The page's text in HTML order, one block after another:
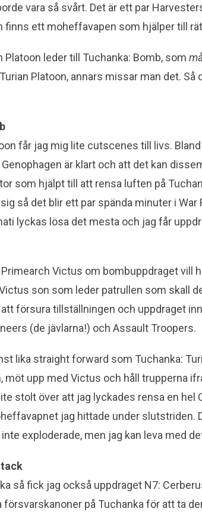
vara så svårt. Det är ett par
finns ett moheffavapen som hjälper till
Platoon leder till Tuchanka: Bomb, som
Platoon, annars missar man det.
får jag mig lite cutscenes till livs.
är klart och att det kan
som hjälpt till att rensa luften på
så det blir ett par spända minuter i
lyckas lösa det mesta och jag får
Victus om bombuppdraget vill
son som leder patrullen som skall
försura tillställningen och uppdraget
(de jävlarna!) och Assault Troopers.
lika straight forward som Tuchanka:
möt upp med Victus och håll trupperna
stolt över att jag lyckades rensa en hel
jag hittade under slutstriden.
exploderade, men jag kan leva med
så fick jag också uppdraget N7:
försvarskanoner på Tuchanka för att ta